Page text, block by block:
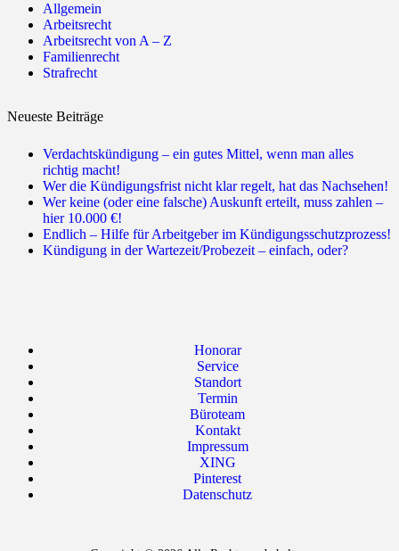
Allgemein
Arbeitsrecht
Arbeitsrecht von A – Z
Familienrecht
Strafrecht
Neueste Beiträge
Verdachtskündigung – ein gutes Mittel, wenn man alles
richtig macht!
Wer die Kündigungsfrist nicht klar regelt, hat das Nachsehen!
Wer keine (oder eine falsche) Auskunft erteilt, muss zahlen –
hier 10.000 €!
Endlich – Hilfe für Arbeitgeber im Kündigungsschutzprozess!
Kündigung in der Wartezeit/Probezeit – einfach, oder?
Honorar
Service
Standort
Termin
Büroteam
Kontakt
Impressum
XING
Pinterest
Datenschutz